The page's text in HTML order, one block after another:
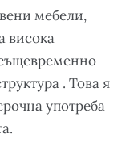
мебели,
висока
. Това я
употреба